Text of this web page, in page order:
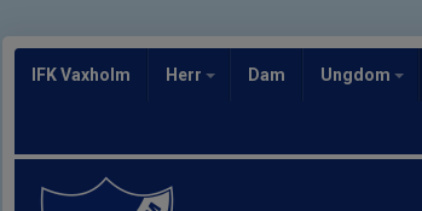
IFK Vaxholm Herr Dam Ungdom